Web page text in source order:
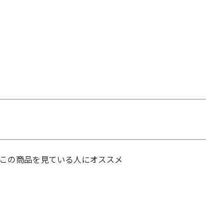
この商品を見ている人にオススメ